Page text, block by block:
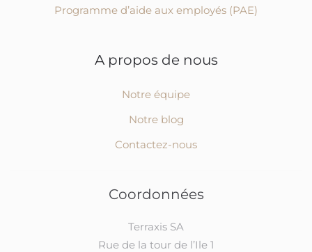
Programme d’aide aux employés (PAE)
A propos de nous
Notre équipe
Notre blog
Contactez-nous
Coordonnées
Terraxis SA
Rue de la tour de l’Ile 1